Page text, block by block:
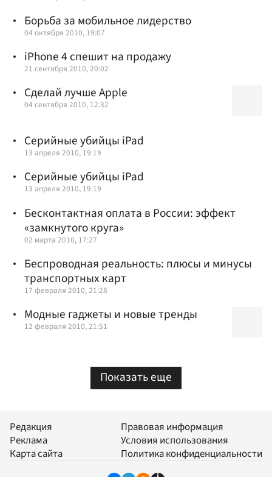
Борьба за мобильное лидерство
04 октября 2010, 19:07
iPhone 4 спешит на продажу
21 сентября 2010, 20:02
Сделай лучше Apple
04 сентября 2010, 12:32
Серийные убийцы iPad
13 апреля 2010, 19:19
Серийные убийцы iPad
13 апреля 2010, 19:19
Бесконтактная оплата в России: эффект
«замкнутого круга»
02 марта 2010, 17:27
Беспроводная реальность: плюсы и минусы
транспортных карт
17 февраля 2010, 21:28
Модные гаджеты и новые тренды
12 февраля 2010, 21:51
Показать еще
Редакция
Реклама
Карта сайта
Правовая информация
Условия использования
Политика конфиденциальности